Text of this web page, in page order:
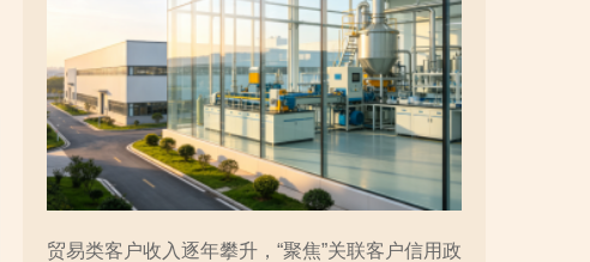
贸易类客户收入逐年攀升，“聚焦”关联客户信用政